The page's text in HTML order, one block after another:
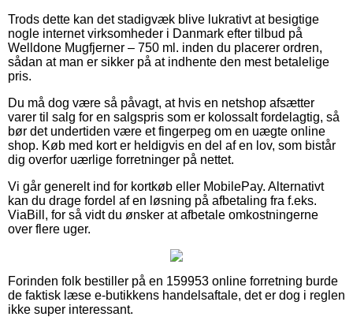
Trods dette kan det stadigvæk blive lukrativt at besigtige
nogle internet virksomheder i Danmark efter tilbud på
Welldone Mugfjerner – 750 ml. inden du placerer ordren,
sådan at man er sikker på at indhente den mest betalelige
pris.
Du må dog være så påvagt, at hvis en netshop afsætter
varer til salg for en salgspris som er kolossalt fordelagtig, så
bør det undertiden være et fingerpeg om en uægte online
shop. Køb med kort er heldigvis en del af en lov, som bistår
dig overfor uærlige forretninger på nettet.
Vi går generelt ind for kortkøb eller MobilePay. Alternativt
kan du drage fordel af en løsning på afbetaling fra f.eks.
ViaBill, for så vidt du ønsker at afbetale omkostningerne
over flere uger.
Forinden folk bestiller på en 159953 online forretning burde
de faktisk læse e-butikkens handelsaftale, det er dog i reglen
ikke super interessant.